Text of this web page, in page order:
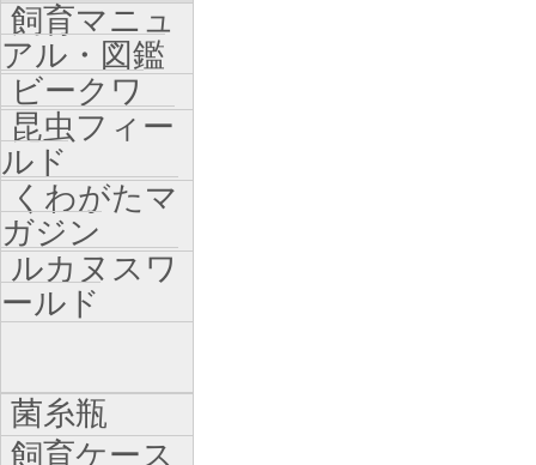
飼育マニュ
アル・図鑑
ビークワ
昆虫フィー
ルド
くわがたマ
ガジン
ルカヌスワ
ールド
菌糸瓶
飼育ケース